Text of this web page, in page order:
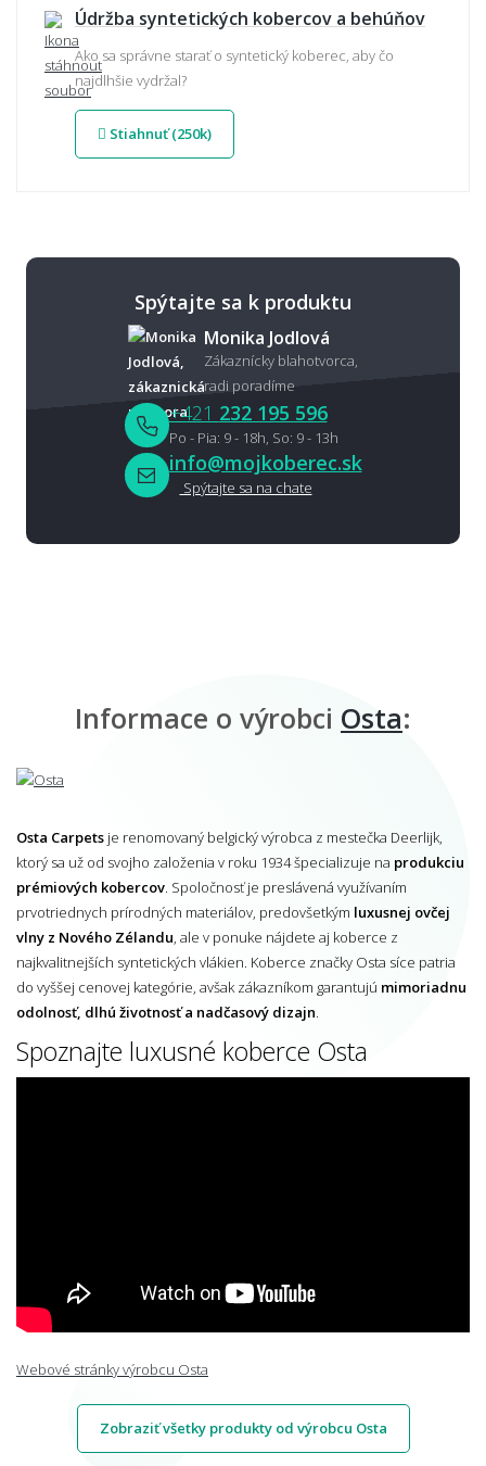
Údržba syntetických kobercov a behúňov
Ako sa správne starať o syntetický koberec, aby čo
najdlhšie vydržal?
Stiahnuť (250k)
Spýtajte sa k produktu
Monika Jodlová
Zákaznícky blahotvorca,
radi poradíme
+421 232 195 596
Po - Pia: 9 - 18h, So: 9 - 13h
info@mojkoberec.sk
Spýtajte sa na chate
Informace o výrobci Osta:
Osta Carpets je renomovaný belgický výrobca z mestečka Deerlijk,
ktorý sa už od svojho založenia v roku 1934 špecializuje na produkciu
prémiových kobercov. Spoločnosť je preslávená využívaním
prvotriednych prírodných materiálov, predovšetkým luxusnej ovčej
vlny z Nového Zélandu, ale v ponuke nájdete aj koberce z
najkvalitnejších syntetických vlákien. Koberce značky Osta síce patria
do vyššej cenovej kategórie, avšak zákazníkom garantujú mimoriadnu
odolnosť, dlhú životnosť a nadčasový dizajn.
Spoznajte luxusné koberce Osta
Webové stránky výrobcu Osta
Zobraziť všetky produkty od výrobcu Osta